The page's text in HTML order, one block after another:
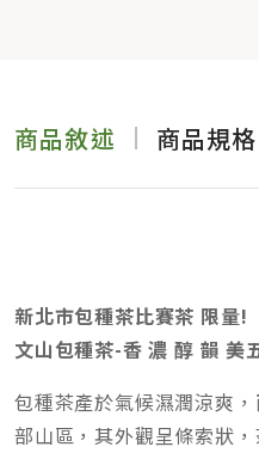
商品敘述 商品規格
新北市包種茶比賽茶 限量!
文山包種茶-香 濃 醇 韻 美
包種茶產於氣候濕潤涼爽
部山區，其外觀呈條索狀